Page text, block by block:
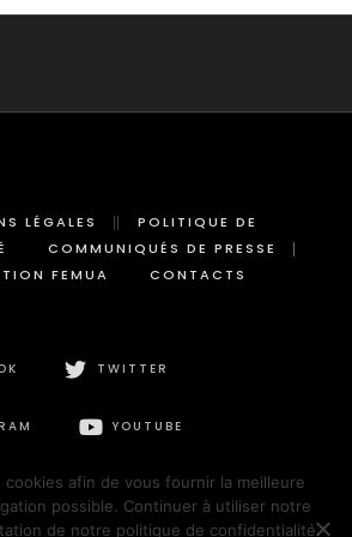
LÉGALES
POLITIQUE DE
COMMUNIQUÉS DE PRESSE
FEMUA
CONTACTS
TWITTER
YOUTUBE
afin de vous fournir la meilleure
possible. Continuer à utiliser notre
de notre politique de confidentialité.